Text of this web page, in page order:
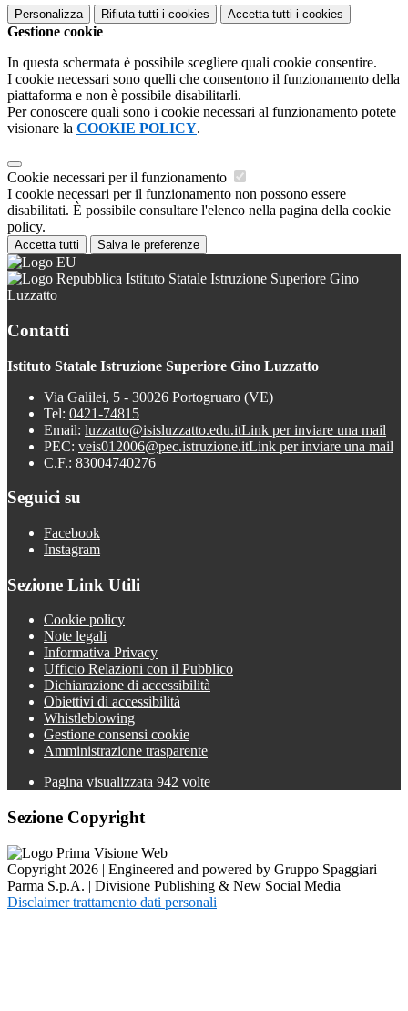
Personalizza Rifiuta tutti i cookies Accetta tutti i cookies
Gestione cookie
In questa schermata è possibile scegliere quali cookie consentire.
I cookie necessari sono quelli che consentono il funzionamento della
piattaforma e non è possibile disabilitarli.
Per conoscere quali sono i cookie necessari al funzionamento potete
visionare la COOKIE POLICY.
Cookie necessari per il funzionamento
I cookie necessari per il funzionamento non possono essere
disabilitati. È possibile consultare l'elenco nella pagina della cookie
policy.
Accetta tutti Salva le preferenze
Istituto Statale Istruzione Superiore Gino
Luzzatto
Contatti
Istituto Statale Istruzione Superiore Gino Luzzatto
Via Galilei, 5 - 30026 Portogruaro (VE)
Tel: 0421-74815
Email: luzzatto@isisluzzatto.edu.itLink per inviare una mail
PEC: veis012006@pec.istruzione.itLink per inviare una mail
C.F.: 83004740276
Seguici su
Facebook
Instagram
Sezione Link Utili
Cookie policy
Note legali
Informativa Privacy
Ufficio Relazioni con il Pubblico
Dichiarazione di accessibilità
Obiettivi di accessibilità
Whistleblowing
Gestione consensi cookie
Amministrazione trasparente
Pagina visualizzata 942 volte
Sezione Copyright
Copyright 2026 | Engineered and powered by Gruppo Spaggiari
Parma S.p.A. | Divisione Publishing & New Social Media
Disclaimer trattamento dati personali